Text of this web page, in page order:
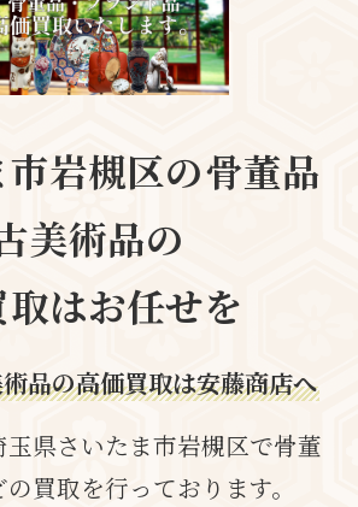
岩槻区の骨董品
美術品の
はお任せを
品の高価買取は安藤商店へ
県さいたま市岩槻区で骨董
買取を行っております。